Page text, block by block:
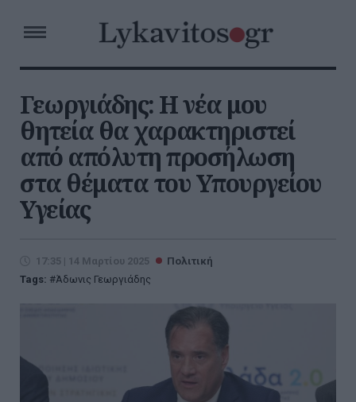
Γεωργιάδης: Η νέα μου
θητεία θα χαρακτηριστεί
από απόλυτη προσήλωση
στα θέματα του Υπουργείου
Υγείας
17:35 | 14 Μαρτίου 2025
Πολιτική
Tags:
Άδωνις Γεωργιάδης